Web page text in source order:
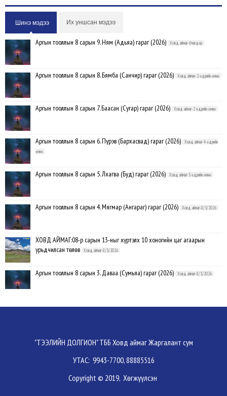
Шинэ мэдээ Их уншсан мэдээ
Аргын тооллын 8 сарын 9. Ням (Адьяа) гараг (2026) Ховд аймаг-Өчигдөр
Аргын тооллын 8 сарын 8. Бямба (Санчир) гараг (2026) Ховд аймаг-2 өдрийн өмнө
Аргын тооллын 8 сарын 7. Баасан (Сугар) гараг (2026) Ховд аймаг-2 өдрийн өмнө
Аргын тооллын 8 сарын 6. Пүрэв (Бархасвад) гараг (2026)
Ховд аймаг-4 өдрийн
өмнө
Аргын тооллын 8 сарын 5. Лхагва (Буд) гараг (2026) Ховд аймаг-5 өдрийн өмнө
Аргын тооллын 8 сарын 4. Мягмар (Ангараг) гараг (2026) Ховд аймаг-8/3/2026
ХОВД АЙМАГ:08-р сарын 13-ныг хүртэлх 10 хоногийн цаг агаарын
урьдчилсан төлөв
Ховд аймаг-8/3/2026
Аргын тооллын 8 сарын 3. Даваа (Сумьяа) гараг (2026) Ховд аймаг-8/3/2026
Хүндэтгэлийн барилдаанд 64 бөх оролцлоо Ховд аймаг-8/3/2026
Улсын цол, чимэг хүртсэн бөхчүүд, харваачдад хүндэтгэл үзүүлэв
"ТЭЭЛИЙН ДОЛГИОН" ТББ Ховд аймаг Жаргалант сум
УТАС: 9943-7700, 88885516
Copyright © 2019, Хөгжүүлсэн